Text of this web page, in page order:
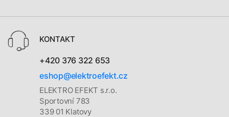
KONTAKT
+420 376 322 653
eshop@elektroefekt.cz
ELEKTRO EFEKT s.r.o.
Sportovní 783
339 01 Klatovy